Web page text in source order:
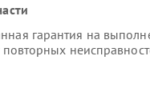
гарантия на